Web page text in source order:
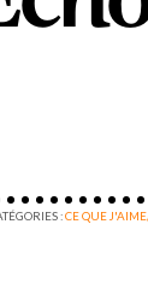
:CE QUE